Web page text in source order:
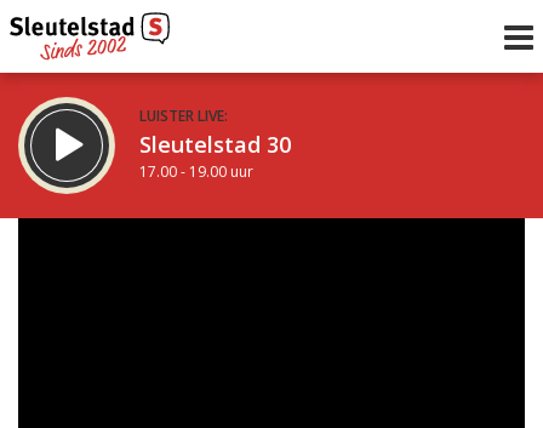
LUISTER LIVE:
Sleutelstad 30
17.00 - 19.00 uur